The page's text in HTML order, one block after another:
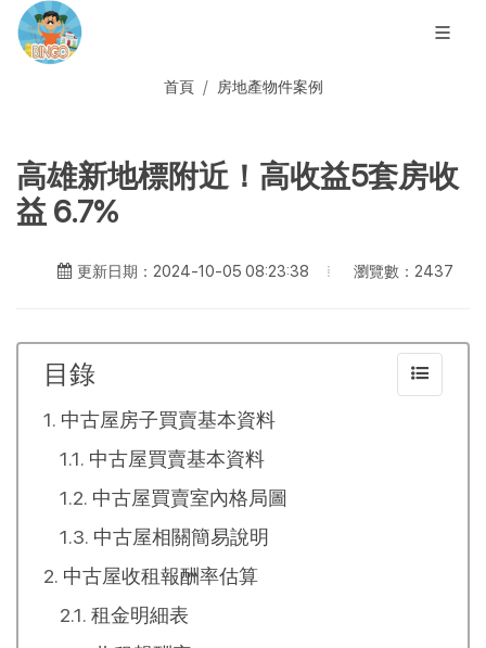
首頁 房地產物件案例
高雄新地標附近！高收益5套房收
益 6.7%
更新日期：2024-10-05 08:23:38 瀏覽數：2437
目錄
中古屋房子買賣基本資料
中古屋買賣基本資料
中古屋買賣室內格局圖
中古屋相關簡易說明
中古屋收租報酬率估算
租金明細表